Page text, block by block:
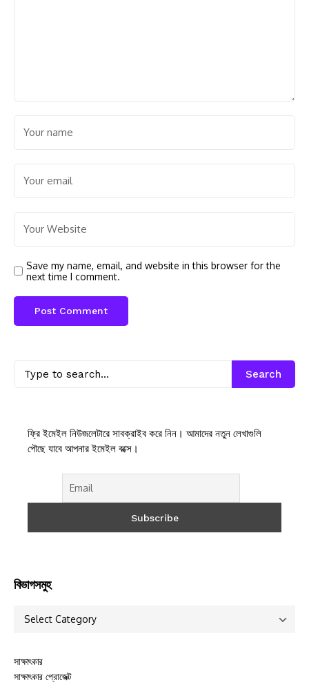
Save my name, email, and website in this browser for the
next time I comment.
Search
ফ্রি ইমেইল নিউজলেটারে সাবক্রাইব করে নিন। আমাদের নতুন লেখাগুলি
পৌছে যাবে আপনার ইমেইল বক্সে।
বিভাগসমুহ
সাক্ষাৎকার
সাক্ষাৎকার প্রোজেক্ট